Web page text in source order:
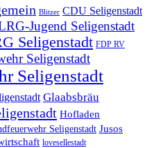
Blitzer CDU Seligenstadt
Jugend Seligenstadt
Seligenstadt FDP RV
Seligenstadt
Seligenstadt
Glaabsbräu
Hofladen
Seligenstadt Jusos
lovesellestadt